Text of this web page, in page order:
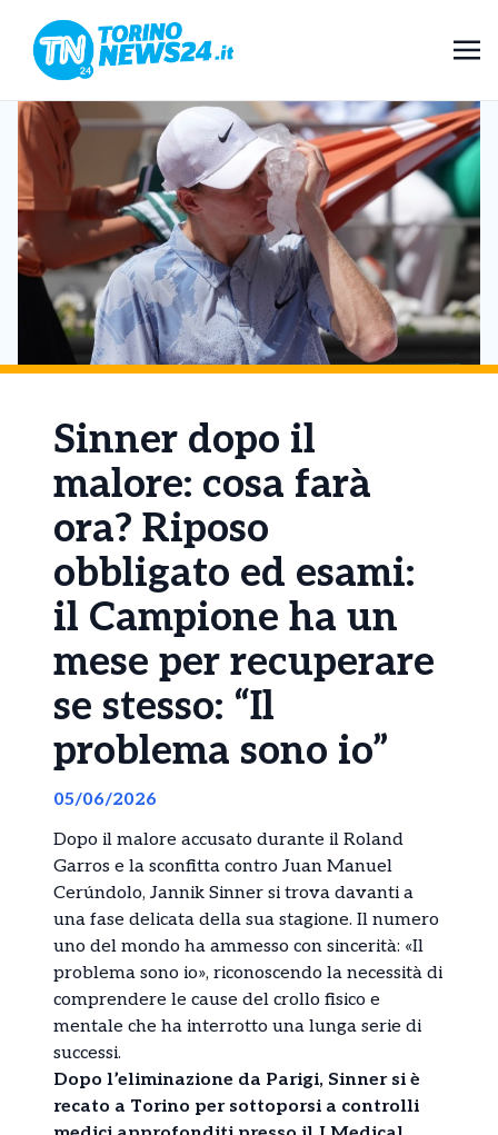
Sinner dopo il
malore: cosa farà
ora? Riposo
obbligato ed esami:
il Campione ha un
mese per recuperare
se stesso: “Il
problema sono io”
05/06/2026
Dopo il malore accusato durante il Roland
Garros e la sconfitta contro Juan Manuel
Cerúndolo, Jannik Sinner si trova davanti a
una fase delicata della sua stagione. Il numero
uno del mondo ha ammesso con sincerità: «Il
problema sono io», riconoscendo la necessità di
comprendere le cause del crollo fisico e
mentale che ha interrotto una lunga serie di
successi.
Dopo l’eliminazione da Parigi, Sinner si è
recato a Torino per sottoporsi a controlli